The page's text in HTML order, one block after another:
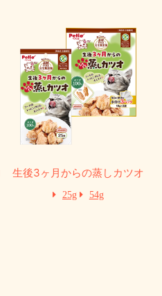
生後3ヶ月からの蒸しカツオ
25g 54g